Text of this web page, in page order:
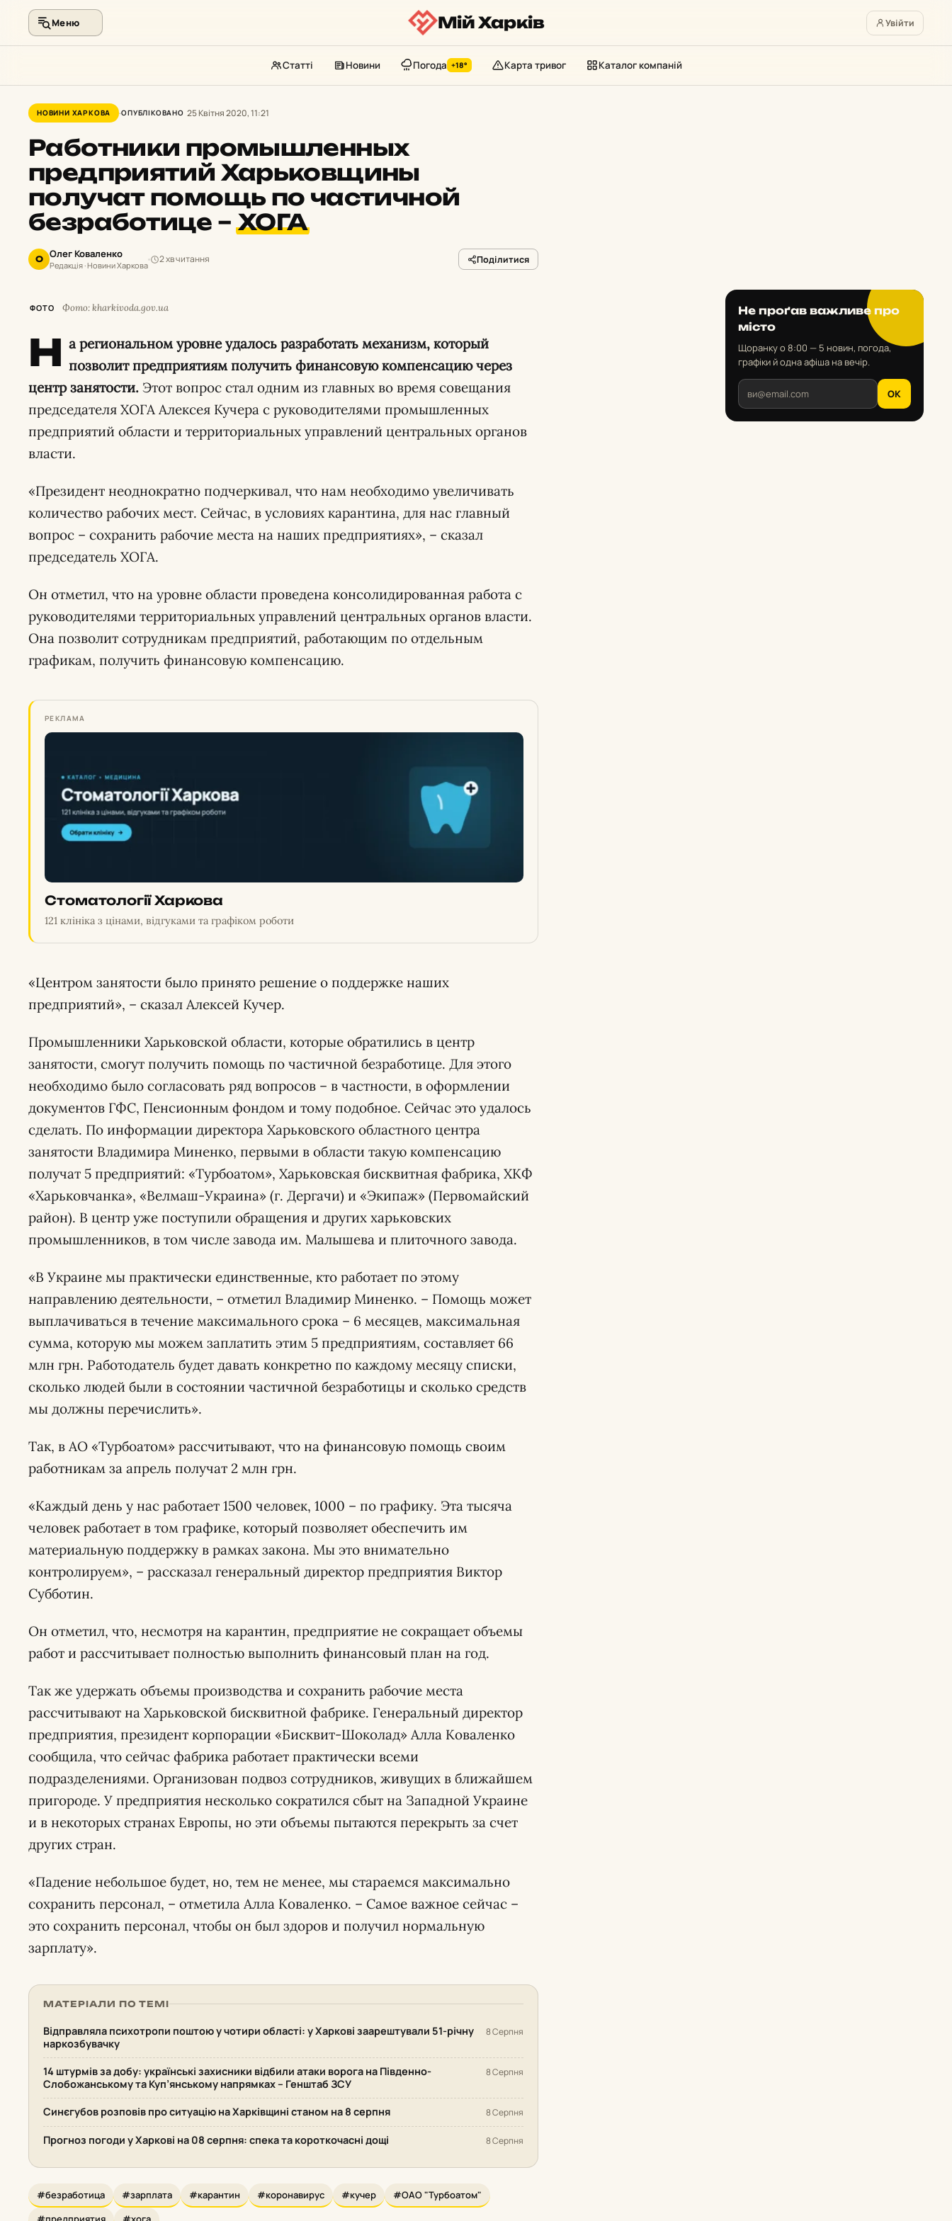
контенту
Меню Мій Харків Увійти
Статті Новини Погода +18° Карта тривог Каталог компаній
НОВИНИ ХАРКОВА ОПУБЛІКОВАНО 25 Квітня 2020, 11:21
Работники промышленных
предприятий Харьковщины
получат помощь по частичной
безработице –ХОГА
О Олег Коваленко
Редакція · Новини Харкова
2 хв читання Поділитися
ФОТО Фото: kharkivoda.gov.ua
Н а региональном уровне удалось разработать механизм, который
позволит предприятиям получить финансовую компенсацию через
центр занятости. Этот вопрос стал одним из главных во время совещания
председателя ХОГА Алексея Кучера с руководителями промышленных
предприятий области и территориальных управлений центральных органов
власти.
«Президент неоднократно подчеркивал, что нам необходимо увеличивать
количество рабочих мест. Сейчас, в условиях карантина, для нас главный
вопрос – сохранить рабочие места на наших предприятиях», – сказал
председатель ХОГА.
Он отметил, что на уровне области проведена консолидированная работа с
руководителями территориальных управлений центральных органов власти.
Она позволит сотрудникам предприятий, работающим по отдельным
графикам, получить финансовую компенсацию.
РЕКЛАМА
Стоматології Харкова
121 клініка з цінами, відгуками та графіком роботи
«Центром занятости было принято решение о поддержке наших
предприятий», – сказал Алексей Кучер.
Промышленники Харьковской области, которые обратились в центр
занятости, смогут получить помощь по частичной безработице. Для этого
необходимо было согласовать ряд вопросов – в частности, в оформлении
документов ГФС, Пенсионным фондом и тому подобное. Сейчас это удалось
сделать. По информации директора Харьковского областного центра
занятости Владимира Миненко, первыми в области такую ​​компенсацию
получат 5 предприятий: «Турбоатом», Харьковская бисквитная фабрика, ХКФ
«Харьковчанка», «Велмаш-Украина» (г. Дергачи) и «Экипаж» (Первомайский
район). В центр уже поступили обращения и других харьковских
промышленников, в том числе завода им. Малышева и плиточного завода.
«В Украине мы практически единственные, кто работает по этому
направлению деятельности, – отметил Владимир Миненко. – Помощь может
выплачиваться в течение максимального срока – 6 месяцев, максимальная
сумма, которую мы можем заплатить этим 5 предприятиям, составляет 66
млн грн. Работодатель будет давать конкретно по каждому месяцу списки,
сколько людей были в состоянии частичной безработицы и сколько средств
мы должны перечислить».
Так, в АО «Турбоатом» рассчитывают, что на финансовую помощь своим
работникам за апрель получат 2 млн грн.
«Каждый день у нас работает 1500 человек, 1000 – по графику. Эта тысяча
человек работает в том графике, который позволяет обеспечить им
материальную поддержку в рамках закона. Мы это внимательно
контролируем», – рассказал генеральный директор предприятия Виктор
Субботин.
Он отметил, что, несмотря на карантин, предприятие не сокращает объемы
работ и рассчитывает полностью выполнить финансовый план на год.
Так же удержать объемы производства и сохранить рабочие места
рассчитывают на Харьковской бисквитной фабрике. Генеральный директор
предприятия, президент корпорации «Бисквит-Шоколад» Алла Коваленко
сообщила, что сейчас фабрика работает практически всеми
подразделениями. Организован подвоз сотрудников, живущих в ближайшем
пригороде. У предприятия несколько сократился сбыт на Западной Украине
и в некоторых странах Европы, но эти объемы пытаются перекрыть за счет
других стран.
«Падение небольшое будет, но, тем не менее, мы стараемся максимально
сохранить персонал, – отметила Алла Коваленко. – Самое важное сейчас –
это сохранить персонал, чтобы он был здоров и получил нормальную
зарплату».
МАТЕРІАЛИ ПО ТЕМІ
Відправляла психотропи поштою у чотири області: у Харкові заарештували 51-річну
наркозбувачку
8 Серпня
14 штурмів за добу: українські захисники відбили атаки ворога на Південно-
Слобожанському та Куп’янському напрямках – Генштаб ЗСУ
8 Серпня
Синєгубов розповів про ситуацію на Харківщині станом на 8 серпня 8 Серпня
Прогноз погоди у Харкові на 08 серпня: спека та короткочасні дощі 8 Серпня
#безработица #зарплата #карантин #коронавирус #кучер
#ОАО "Турбоатом"
Не проґав важливе про
місто
Щоранку о 8:00 — 5 новин, погода,
графіки й одна афіша на вечір.
OK